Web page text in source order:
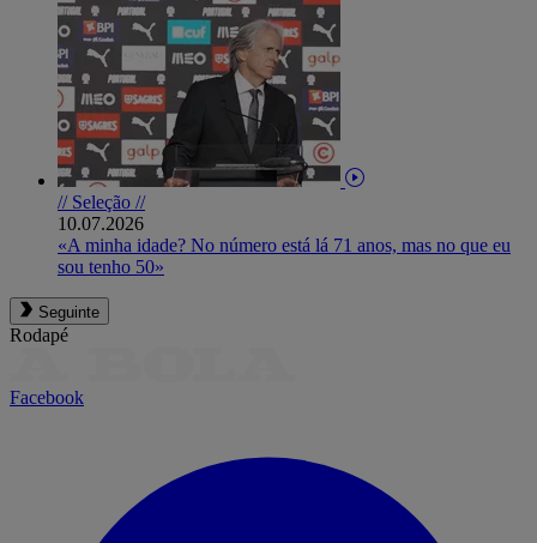
// Seleção //
10.07.2026
«A minha idade? No número está lá 71 anos, mas no que eu
sou tenho 50»
Seguinte
Rodapé
Facebook